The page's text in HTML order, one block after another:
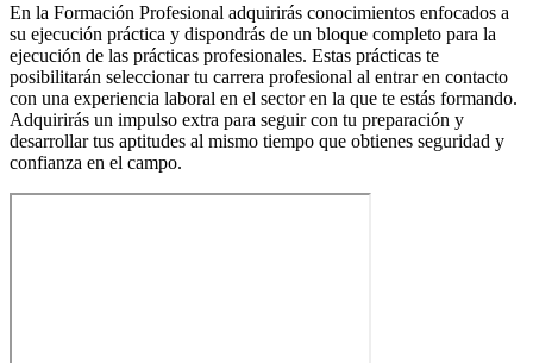
En la Formación Profesional adquirirás conocimientos enfocados a
su ejecución práctica y dispondrás de un bloque completo para la
ejecución de las prácticas profesionales. Estas prácticas te
posibilitarán seleccionar tu carrera profesional al entrar en contacto
con una experiencia laboral en el sector en la que te estás formando.
Adquirirás un impulso extra para seguir con tu preparación y
desarrollar tus aptitudes al mismo tiempo que obtienes seguridad y
confianza en el campo.